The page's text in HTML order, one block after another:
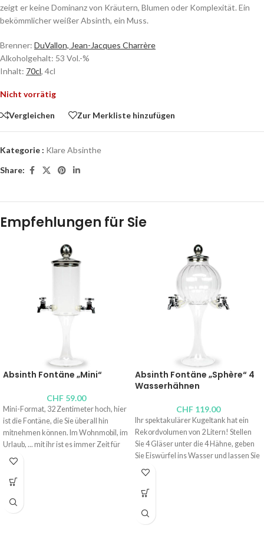
zeigt er keine Dominanz von Kräutern, Blumen oder Komplexität. Ein
bekömmlicher weißer Absinth, ein Muss.
Brenner: DuVallon, Jean-Jacques Charrère
Alkoholgehalt: 53 Vol.-%
Inhalt: 70cl, 4cl
Nicht vorrätig
Vergleichen Zur Merkliste hinzufügen
Kategorie : Klare Absinthe
Share:
Empfehlungen für Sie
Absinth Fontäne „Mini“
CHF59.00
Mini-Format, 32 Zentimeter hoch, hier
ist die Fontäne, die Sie überall hin
mitnehmen können. Im Wohnmobil, im
Urlaub, ... mit ihr ist es immer Zeit für
einen Absinth! Geht es noch besser?
und verführt hinter ihrem filigranen
eleganten, mit Edelstahl umrandeten
Absinth Fontäne „Sphère“ 4
Wasserhähnen
CHF119.00
Ihr spektakulärer Kugeltank hat ein
Rekordvolumen von 2 Litern! Stellen
Sie 4 Gläser unter die 4 Hähne, geben
Sie Eiswürfel ins Wasser und lassen Sie
die Magie geschehen. Ein bisschen
Absinth wird langsam trüb. Die Kunst,
Fassungsvermögen: 2 Liter